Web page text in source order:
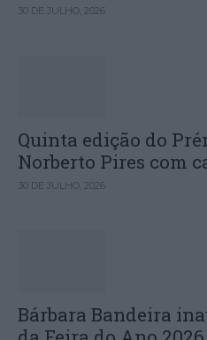
30 DE JULHO, 2026
Quinta edição do
Norberto Pires com
30 DE JULHO, 2026
Bárbara Bandeira